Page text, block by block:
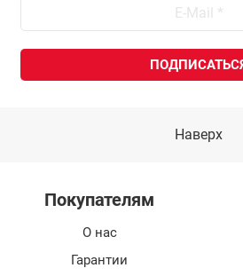
Наверх
Покупателям
О нас
Гарантии